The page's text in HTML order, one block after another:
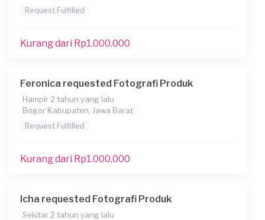
Informasi tambahan
Berapa budget total untuk layanan ini?
Request Fulfilled
Kurang dari Rp1.000.000
Feronica requested Fotografi Produk
Hampir 2 tahun yang lalu
Bogor Kabupaten, Jawa Barat
Request Fulfilled
Kurang dari Rp1.000.000
Icha requested Fotografi Produk
Sekitar 2 tahun yang lalu